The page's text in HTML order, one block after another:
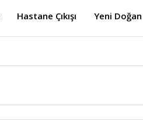
Hastane Çıkışı Yeni Doğan